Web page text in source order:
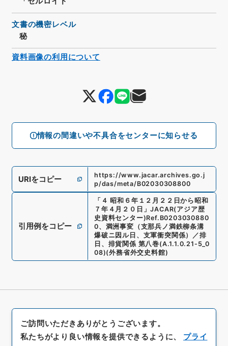
情報の間違いや不具合をセンターに知らせる
文書の機密レベル
秘
URIをコピー
https://www.jacar.archives.go.j
p/das/meta/B02030308800
引用例をコピー
「 ４ 昭和６年１２月２２日から昭和
７年４月２０日 」JACAR(アジア歴
史資料センター)Ref. B0203030880
0、 満洲事変（支那兵ノ満鉄柳条溝
爆破ニ因ル日、支軍衝突関係）／排
日、排貨関係 第八巻(A.1.1.0.21-5_0
08)(外務省外交史料館)
資料画像の利用について
ご訪問いただきありがとうございます。
私たちがより良い情報を提供できるように、 プライ